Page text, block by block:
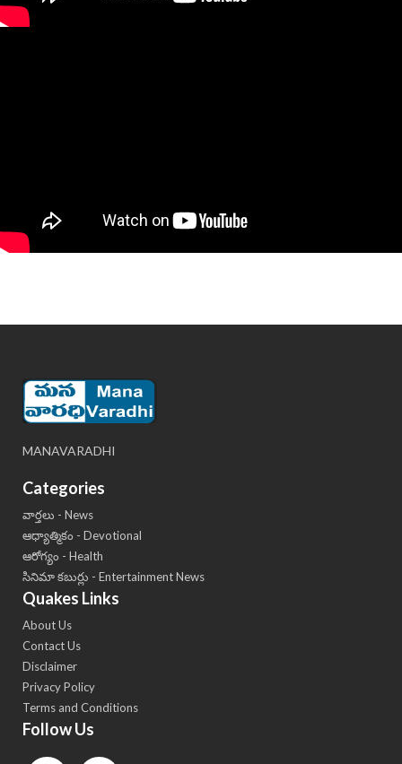
MANAVARADHI
Categories
వార్తలు - News
ఆధ్యాత్మికం - Devotional
ఆరోగ్యం - Health
సినిమా కబుర్లు - Entertainment News
Quakes Links
About Us
Contact Us
Disclaimer
Privacy Policy
Terms and Conditions
Follow Us